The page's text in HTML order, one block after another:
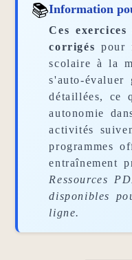
📚Information
Ces
corrigés pour
scolaire à la
s'auto-évaluer
détaillées, ce
autonomie
activités
programmes
entraînement
Ressources
disponibles
ligne.